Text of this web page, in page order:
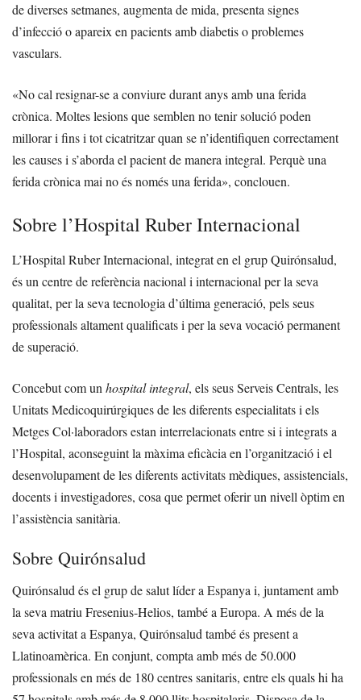
de diverses setmanes, augmenta de mida, presenta signes
d’infecció o apareix en pacients amb diabetis o problemes
vasculars.
«No cal resignar-se a conviure durant anys amb una ferida
crònica. Moltes lesions que semblen no tenir solució poden
millorar i fins i tot cicatritzar quan se n’identifiquen correctament
les causes i s’aborda el pacient de manera integral. Perquè una
ferida crònica mai no és només una ferida», conclouen.
Sobre l’Hospital Ruber Internacional
L’Hospital Ruber Internacional, integrat en el grup Quirónsalud,
és un centre de referència nacional i internacional per la seva
qualitat, per la seva tecnologia d’última generació, pels seus
professionals altament qualificats i per la seva vocació permanent
de superació.
Concebut com un hospital integral, els seus Serveis Centrals, les
Unitats Medicoquirúrgiques de les diferents especialitats i els
Metges Col·laboradors estan interrelacionats entre si i integrats a
l’Hospital, aconseguint la màxima eficàcia en l’organització i el
desenvolupament de les diferents activitats mèdiques, assistencials,
docents i investigadores, cosa que permet oferir un nivell òptim en
l’assistència sanitària.
Sobre Quirónsalud
Quirónsalud és el grup de salut líder a Espanya i, juntament amb
la seva matriu Fresenius-Helios, també a Europa. A més de la
seva activitat a Espanya, Quirónsalud també és present a
Llatinoamèrica. En conjunt, compta amb més de 50.000
professionals en més de 180 centres sanitaris, entre els quals hi ha